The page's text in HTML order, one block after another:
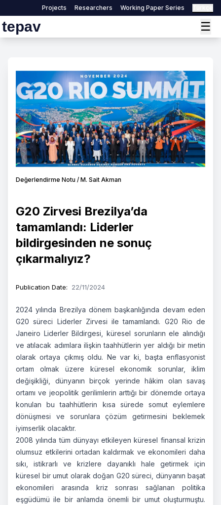
Projects Researchers Working Paper Series
tepav ☰
Değerlendirme Notu / M. Sait Akman
G20 Zirvesi Brezilya’da
tamamlandı: Liderler
bildirgesinden ne sonuç
çıkarmalıyız?
Publication Date: 22/11/2024
2024 yılında Brezilya dönem başkanlığında devam eden
G20 süreci Liderler Zirvesi ile tamamlandı. G20 Rio de
Janeiro Liderler Bildirgesi, küresel sorunların ele alındığı
ve atılacak adımlara ilişkin taahhütlerin yer aldığı bir metin
olarak ortaya çıkmış oldu. Ne var ki, başta enflasyonist
ortam olmak üzere küresel ekonomik sorunlar, iklim
değişikliği, dünyanın birçok yerinde hâkim olan savaş
ortamı ve jeopolitik gerilimlerin arttığı bir dönemde ortaya
konulan bu taahhütlerin kısa sürede somut eylemlere
dönüşmesi ve sorunlara çözüm getirmesini beklemek
iyimserlik olacaktır.
2008 yılında tüm dünyayı etkileyen küresel finansal krizin
olumsuz etkilerini ortadan kaldırmak ve ekonomileri daha
sıkı, istikrarlı ve krizlere dayanıklı hale getirmek için
küresel bir umut olarak doğan G20 süreci, dünyanın başat
ekonomileri arasında kriz sonrası sağlanan politika
eşgüdümü ile bir anlamda önemli bir umut oluşturmuştu.